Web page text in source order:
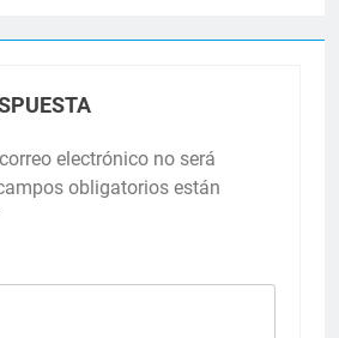
electrónico no será
obligatorios están